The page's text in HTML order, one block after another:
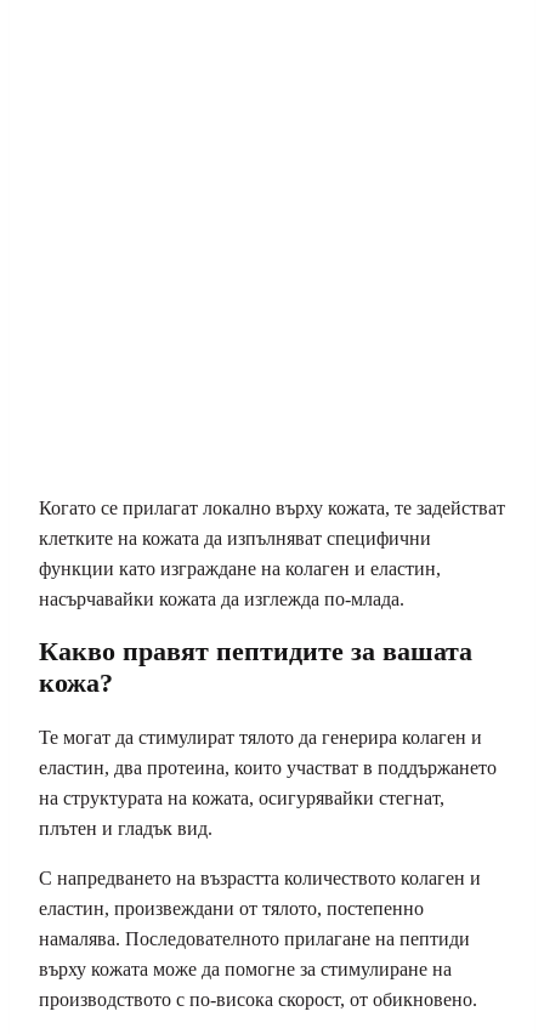
Когато се прилагат локално върху кожата, те задействат
клетките на кожата да изпълняват специфични
функции като изграждане на колаген и еластин,
насърчавайки кожата да изглежда по-млада.
Какво правят пептидите за вашата
кожа?
Те могат да стимулират тялото да генерира колаген и
еластин, два протеина, които участват в поддържането
на структурата на кожата, осигурявайки стегнат,
плътен и гладък вид.
С напредването на възрастта количеството колаген и
еластин, произвеждани от тялото, постепенно
намалява. Последователното прилагане на пептиди
върху кожата може да помогне за стимулиране на
производството с по-висока скорост, от обикновено.